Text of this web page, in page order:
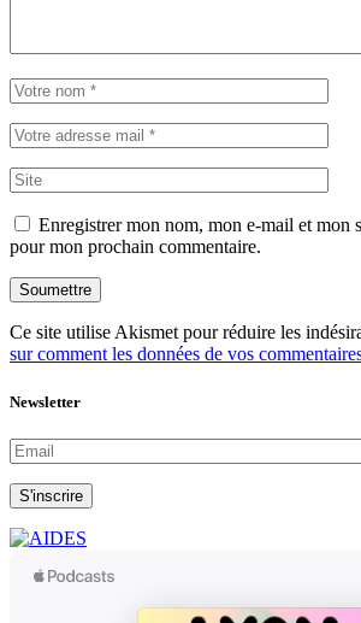
Enregistrer mon nom, mon e-mail et mon
pour mon prochain commentaire.
Soumettre
Ce site utilise Akismet pour réduire les
sur comment les données de vos
Newsletter
S'inscrire